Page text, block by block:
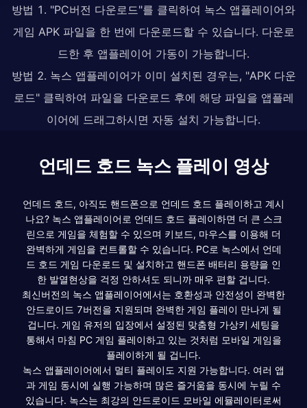
방법 1. "PC버전 다운로드"를 클릭하여 녹스 앱플레이어와
게임 APK 파일을 한 번에 다운로드할 수 있습니다. 다운로
드한 후 앱플레이어 가동이 가능합니다.
방법 2. 녹스 앱플레이어가 이미 설치된 경우는, "APK 다운
로드" 클릭하여 파일을 다운로드 후에 해당 파일을 앱플레
이어에 드래그하시면 자동 설치 가능합니다.
언데드 호드 녹스 플레이 영상
언데드 호드, 아직도 핸드폰으로 언데드 호드 플레이하고 계시
나요? 녹스 앱플레이어로 언데드 호드 플레이하면 더 큰 스크
린으로 게임을 체험할 수 있으며 키보드, 마우스를 이용해 더
완벽하게 게임을 컨트롤할 수 있습니다. PC로 녹스에서 언데
드 호드 게임 다운로드 및 설치하고 핸드폰 배터리 용량을 인
한 발열현상을 걱정 안하셔도 되니까 매우 편할 겁니다.
최신버전의 녹스 앱플레이어에서는 호환성과 안전성이 완벽한
안드로이드 7버전을 지원되며 완벽한 게임 플레이 만나게 될
겁니다. 게임 유저의 입장에서 설정된 맞춤형 가상키 세팅을
통해서 마침 PC 게임 플레이하고 있는 것처럼 모바일 게임을
플레이하게 될 겁니다.
녹스 앱플레이어에서 멀티 플레이도 지원 가능합니다. 여러 앱
과 게임 동시에 실행 가능하며 많은 즐거움을 동시에 누릴 수
있습니다. 녹스는 최강의 안드로이드 모바일 에뮬레이터로써